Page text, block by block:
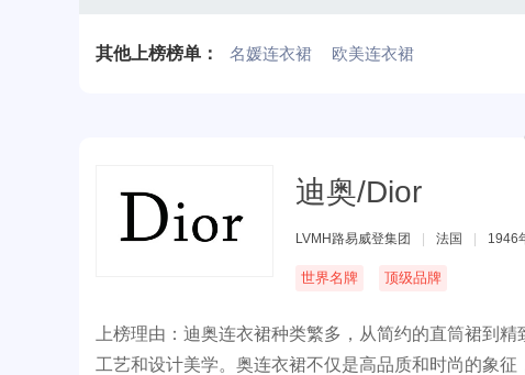
其他上榜榜单： 名媛连衣裙 欧美连衣裙
迪奥/Dior
LVMH路易威登集团 法国 1946
世界名牌 顶级品牌
上榜理由：迪奥连衣裙种类繁多，从简约的直筒裙到
工艺和设计美学。奥连衣裙不仅是高品质和时尚的象